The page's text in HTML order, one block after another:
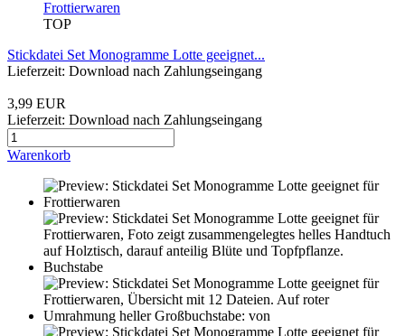
TOP
Stickdatei Set Monogramme Lotte geeignet...
Lieferzeit: Download nach Zahlungseingang
3,99 EUR
Lieferzeit: Download nach Zahlungseingang
Warenkorb